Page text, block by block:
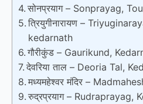
सोनप्रयाग – Sonprayag,
त्रियुगीनारायण –
kedarnath
गौरीकुंड – Gaurikund,
देवरिया ताल – Deoria Tal,
मध्यमहेश्वर मंदिर –
रुद्रप्रयाग – Rudraprayag,